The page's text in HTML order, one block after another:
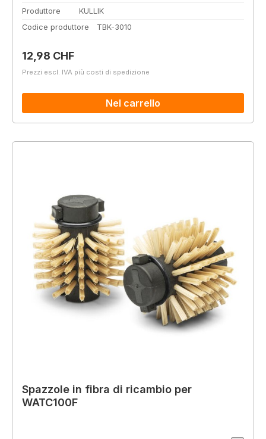
Produttore
KULLIK
Codice produttore
TBK-3010
Prezzo normale:
12,98 CHF
Prezzi escl. IVA più costi di spedizione
Nel carrello
Spazzole in fibra di ricambio per
WATC100F